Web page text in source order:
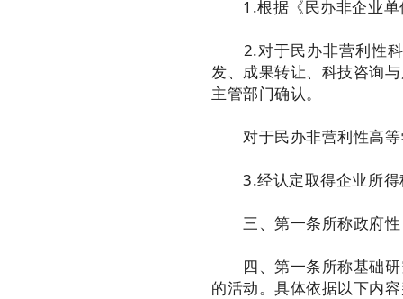
1.根据《民办非企业单
2.对于民办非营利性科
发、成果转让、科技咨询
主管部门确认。
对于民办非营利性高等
3.经认定取得企业所得
三、第一条所称政府性
四、第一条所称基础研
的活动。具体依据以下内